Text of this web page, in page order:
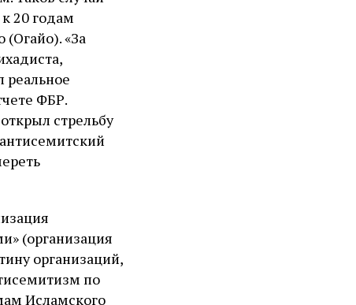
20 годам
(Огайо). «За
реальное
ФБР.
стрельбу
(организация
организаций,
по
Исламского